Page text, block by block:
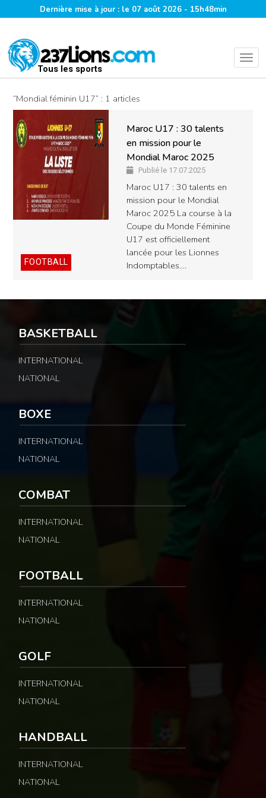
Dernière mise à jour : le 07 août 2026 - 15h48min
Tous les sports
“Mondial féminin U17” : 1 articles
FOOTBALL
Maroc U17 : 30 talents
en mission pour le
Mondial Maroc 2025
Publié le 17.07.2025
Maroc U17 : 30 talents en
mission pour le Mondial
Maroc 2025 La course à la
Coupe du Monde Féminine
U17 est officiellement
lancée pour les Lionnes
Indomptables.…
BASKETBALL
INTERNATIONAL
NATIONAL
BOXE
INTERNATIONAL
NATIONAL
COMBAT
INTERNATIONAL
NATIONAL
FOOTBALL
INTERNATIONAL
NATIONAL
GOLF
INTERNATIONAL
NATIONAL
HANDBALL
INTERNATIONAL
NATIONAL